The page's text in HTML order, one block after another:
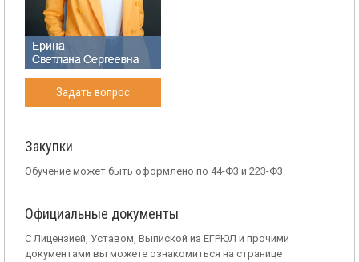
Задать вопрос
Закупки
Обучение может быть оформлено по 44-Ф3 и 223-Ф3.
Официальные документы
С Лицензией, Уставом, Выпиской из ЕГРЮЛ и прочими
документами вы можете ознакомиться на странице